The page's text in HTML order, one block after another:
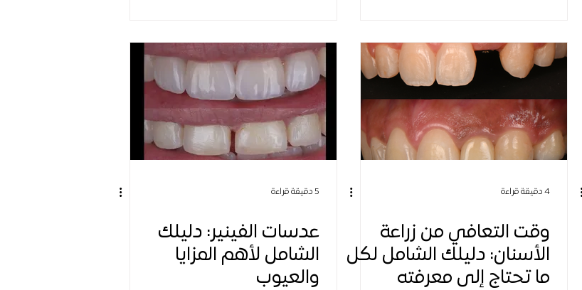
4 دقيقة قراءة
وقت التعافي من زراعة
الأسنان: دليلك الشامل لكل
ما تحتاج إلى معرفته
5 دقيقة قراءة
عدسات الفينير: دليلك
الشامل لأهم المزايا
والعيوب